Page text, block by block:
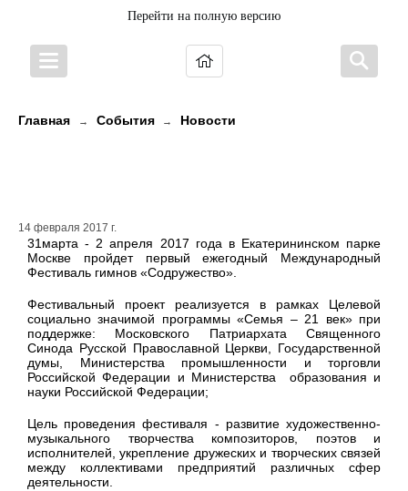
Перейти на полную версию
Главная → События → Новости
14 февраля 2017 г.
31марта - 2 апреля 2017 года в Екатерининском парке
Москве пройдет первый ежегодный Международный
Фестиваль гимнов «Содружество».
Фестивальный проект реализуется в рамках Целевой
социально значимой программы «Семья – 21 век» при
поддержке: Московского Патриархата Священного
Синода Русской Православной Церкви, Государственной
думы, Министерства промышленности и торговли
Российской Федерации и Министерства образования и
науки Российской Федерации;
Цель проведения фестиваля - развитие художественно-
музыкального творчества композиторов, поэтов и
исполнителей, укрепление дружеских и творческих связей
между коллективами предприятий различных сфер
деятельности.